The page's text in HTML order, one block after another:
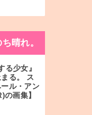
晴れ。
る少女』
る。 ス
ル・アン
画集】